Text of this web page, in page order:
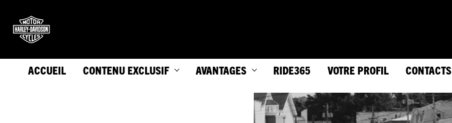
ACCUEIL CONTENU EXCLUSIF AVANTAGES RIDE365 VOTRE PROFIL CONTACTS